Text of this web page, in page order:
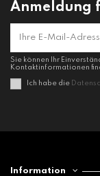
Anmeldung
Sie können Ihr
Kontaktinformationen
Ich habe die
Information